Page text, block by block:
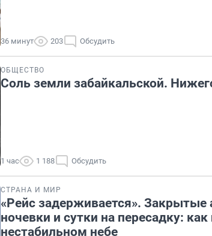
36 минут 203 Обсудить
ОБЩЕСТВО
Соль земли забайкальской.
1 час 1 188 Обсудить
СТРАНА И МИР
«Рейс задерживается».
ночевки и сутки на пересадку:
нестабильном небе